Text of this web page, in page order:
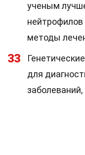
ученым
методы
33
для